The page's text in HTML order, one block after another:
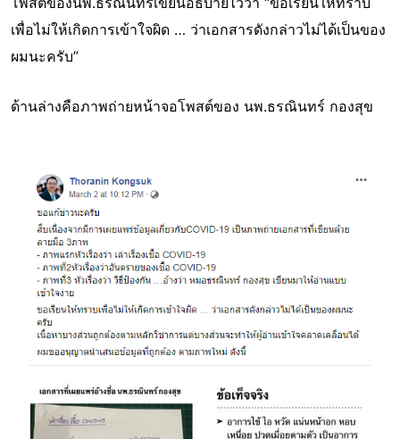
เพื่อไม่ให้เกิดการเข้าใจผิด … ว่าเอกสารดังกล่าวไม่ได้เป็นของ
ผมนะครับ”
ด้านล่างคือภาพถ่ายหน้าจอโพสต์ของ นพ.ธรณินทร์ กองสุข
Image